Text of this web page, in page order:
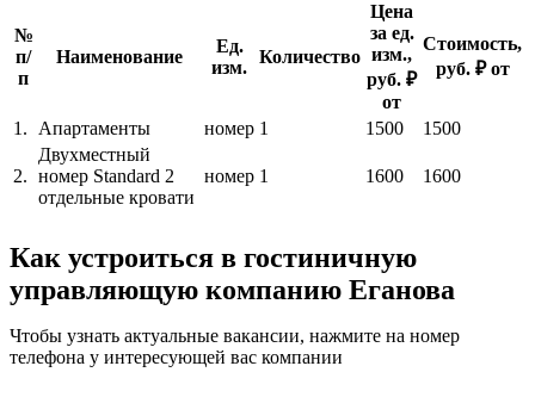
№
п/
п
Наименование
Ед.
изм.
Количество
Цена
за ед.
изм.,
руб. ₽
от
Стоимость,
руб. ₽ от
1. Апартаменты номер 1 1500 1500
2.
Двухместный
номер Standard 2
отдельные кровати
номер 1 1600 1600
Как устроиться в гостиничную
управляющую компанию Еганова
Чтобы узнать актуальные вакансии, нажмите на номер
телефона у интересующей вас компании